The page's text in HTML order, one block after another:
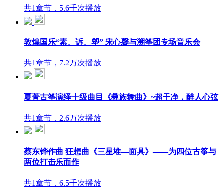
共1章节，5.6千次播放
敦煌国乐“素、诉、塑” 宋心馨与溯筝团专场音乐会
共1章节，7.2万次播放
夏菁古筝演绎十级曲目《彝族舞曲》~超干净，醉人心弦
共1章节，2.6万次播放
蔡东铧作曲 狂想曲《三星堆—面具》——为四位古筝与
两位打击乐而作
共1章节，6.5千次播放